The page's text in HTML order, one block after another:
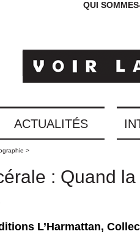
QUI
ACTUALITÉS
>
: Quand
L’Harmattan,